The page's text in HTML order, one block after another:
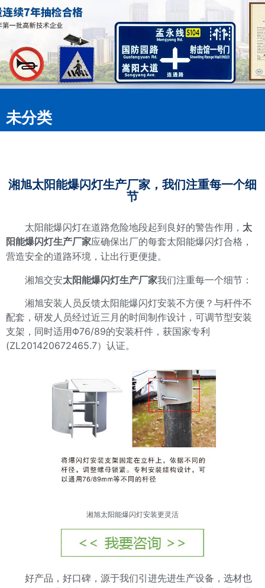
未分类
湘旭太阳能爆闪灯生产厂家，我们注重每一个细
节
太阳能爆闪灯在道路危险地段起到良好的警告作用， 太
阳能爆闪灯生产厂家应确保出厂的每套太阳能爆闪灯合格，
营造安全的道路环境，让出行更便捷。
湘旭交安太阳能爆闪灯生产厂家我们注重每一个细节：
湘旭安装人员反馈太阳能爆闪灯安装不方便？与杆件不
配套，研发人员经过近三月的时间制作设计，可调节型安装
支架，同时适用Φ76/89的安装杆件，获国家专利
(ZL201420672465.7）认证。
湘旭太阳能爆闪灯安装更灵活
好产品，好口碑，源于我们引进先进生产设备，选材也